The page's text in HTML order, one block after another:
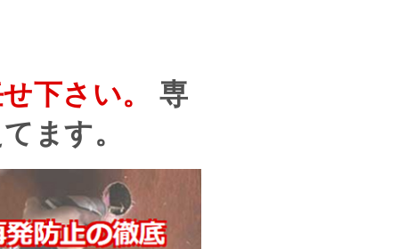
下さい。
専
ます。